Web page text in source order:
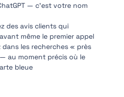
— c’est votre nom
des avis clients qui
même le premier appel
dans les recherches « près
au moment précis où le
bleue